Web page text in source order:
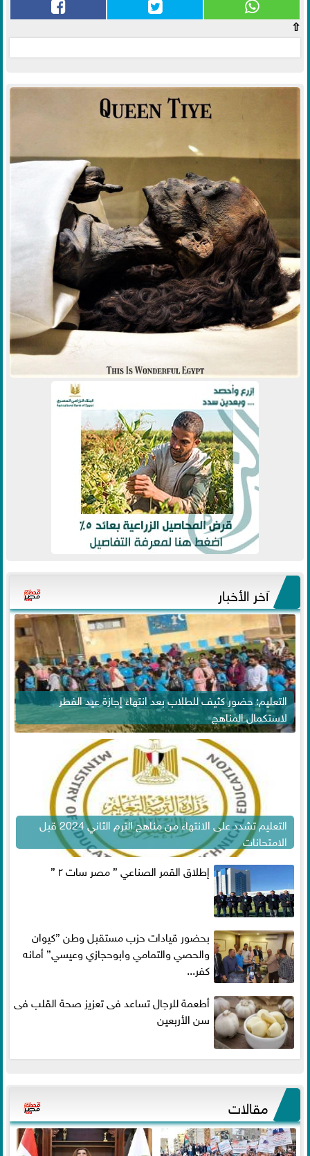
⇧
آخر الأخبار
التعليم: حضور كثيف للطلاب بعد انتهاء إجازة عيد الفطر
لاستكمال المناهج
التعليم تشدد على الانتهاء من مناهج الترم الثاني 2024 قبل
الامتحانات
إطلاق القمر الصناعي ” مصر سات ٢ ”
بحضور قيادات حزب مستقبل وطن ”كيوان
والحصي والتمامي وابوحجازي وعيسي” أمانه
كفر...
أطعمة للرجال تساعد فى تعزيز صحة القلب فى
سن الأربعين
مقالات